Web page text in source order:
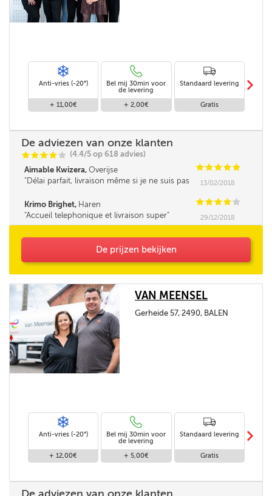
Anti-vries (-20°)
+ 11,00€
Bel mij 30min voor
de levering
+ 2,00€
Standaard levering
Gratis
m
De adviezen van onze klanten
CCCC C (4.4/5 op 618 advies)
Aimable Kwizera, Overijse CCCCC
Délai parfait, livraison même si je ne suis pas
13/02/2018
Krimo Brighet, Haren CCCC C
Accueil telephonique et livraison super
29/12/2018
De prijzen bekijken
VAN MEENSEL
Gerheide 57, 2490, BALEN
Anti-vries (-20°)
+ 12,00€
Bel mij 30min voor
de levering
+ 5,00€
Standaard levering
Gratis
m